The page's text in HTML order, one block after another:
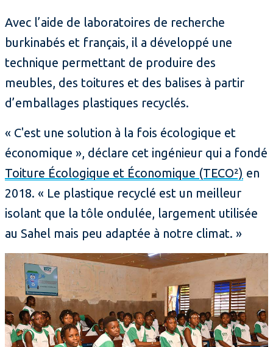
Avec l’aide de laboratoires de recherche
burkinabés et français, il a développé une
technique permettant de produire des
meubles, des toitures et des balises à partir
d’emballages plastiques recyclés.
« C'est une solution à la fois écologique et
économique », déclare cet ingénieur qui a fondé
Toiture Écologique et Économique (TECO²) en
2018. « Le plastique recyclé est un meilleur
isolant que la tôle ondulée, largement utilisée
au Sahel mais peu adaptée à notre climat. »